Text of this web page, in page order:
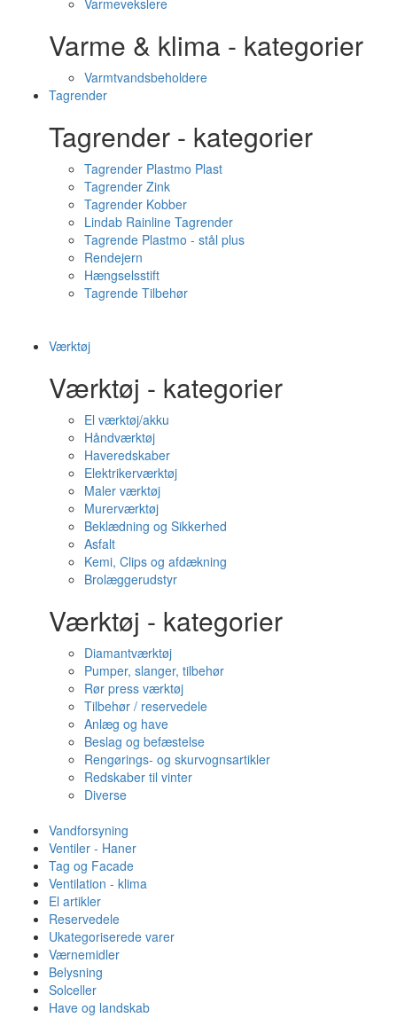
Varmevekslere
Varme & klima - kategorier
Varmtvandsbeholdere
Tagrender
Tagrender - kategorier
Tagrender Plastmo Plast
Tagrender Zink
Tagrender Kobber
Lindab Rainline Tagrender
Tagrende Plastmo - stål plus
Rendejern
Hængselsstift
Tagrende Tilbehør
Værktøj
Værktøj - kategorier
El værktøj/akku
Håndværktøj
Haveredskaber
Elektrikerværktøj
Maler værktøj
Murerværktøj
Beklædning og Sikkerhed
Asfalt
Kemi, Clips og afdækning
Brolæggerudstyr
Værktøj - kategorier
Diamantværktøj
Pumper, slanger, tilbehør
Rør press værktøj
Tilbehør / reservedele
Anlæg og have
Beslag og befæstelse
Rengørings- og skurvognsartikler
Redskaber til vinter
Diverse
Vandforsyning
Ventiler - Haner
Tag og Facade
Ventilation - klima
El artikler
Reservedele
Ukategoriserede varer
Værnemidler
Belysning
Solceller
Have og landskab